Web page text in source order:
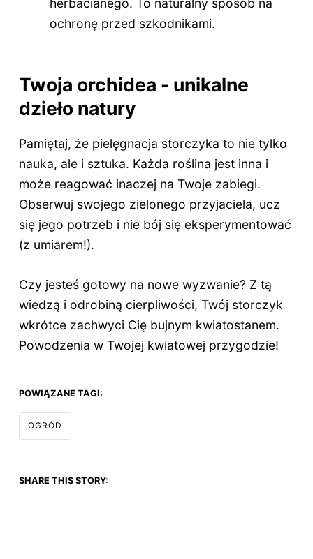
herbacianego. To naturalny sposób na
ochronę przed szkodnikami.
Twoja orchidea - unikalne
dzieło natury
Pamiętaj, że pielęgnacja storczyka to nie tylko
nauka, ale i sztuka. Każda roślina jest inna i
może reagować inaczej na Twoje zabiegi.
Obserwuj swojego zielonego przyjaciela, ucz
się jego potrzeb i nie bój się eksperymentować
(z umiarem!).
Czy jesteś gotowy na nowe wyzwanie? Z tą
wiedzą i odrobiną cierpliwości, Twój storczyk
wkrótce zachwyci Cię bujnym kwiatostanem.
Powodzenia w Twojej kwiatowej przygodzie!
POWIĄZANE TAGI:
OGRÓD
SHARE THIS STORY: